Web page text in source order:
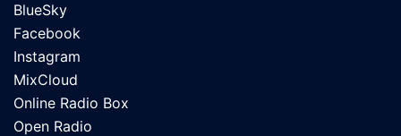
BlueSky
Facebook
Instagram
MixCloud
Online Radio Box
Open Radio